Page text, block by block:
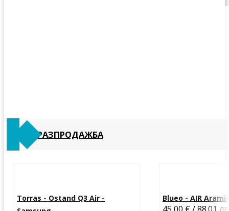
РАЗПРОДАЖБА
Torras - Ostand Q3 Air -
Blueo - AIR